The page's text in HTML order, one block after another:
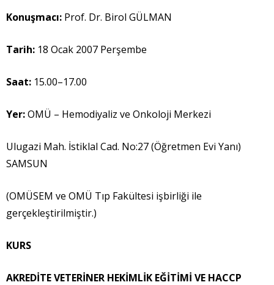
Konuşmacı: Prof. Dr. Birol GÜLMAN
Tarih: 18 Ocak 2007 Perşembe
Saat: 15.00–17.00
Yer:OMÜ – Hemodiyaliz ve Onkoloji Merkezi
Ulugazi Mah. İstiklal Cad. No:27 (Öğretmen Evi Yanı)
SAMSUN
(OMÜSEM ve OMÜ Tıp Fakültesi işbirliği ile
gerçekleştirilmiştir.)
KURS
AKREDİTE VETERİNER HEKİMLİK EĞİTİMİ VE HACCP